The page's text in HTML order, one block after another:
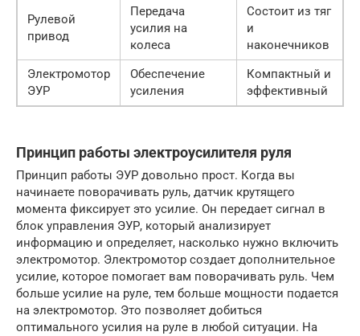
Рулевой
привод
Передача
усилия на
колеса
Состоит из тяг
и
наконечников
Электромотор
ЭУР
Обеспечение
усиления
Компактный и
эффективный
Принцип работы электроусилителя руля
Принцип работы ЭУР довольно прост. Когда вы
начинаете поворачивать руль, датчик крутящего
момента фиксирует это усилие. Он передает сигнал в
блок управления ЭУР, который анализирует
информацию и определяет, насколько нужно включить
электромотор. Электромотор создает дополнительное
усилие, которое помогает вам поворачивать руль. Чем
больше усилие на руле, тем больше мощности подается
на электромотор. Это позволяет добиться
оптимального усилия на руле в любой ситуации. На